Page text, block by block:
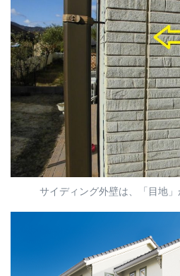
サイディング外壁は、「目地」